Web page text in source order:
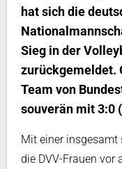
hat sich die
Sieg in der
zurückgemeldet.
Team von
souverän mit 3:0
Mit einer insgesamt
die DVV-Frauen vor